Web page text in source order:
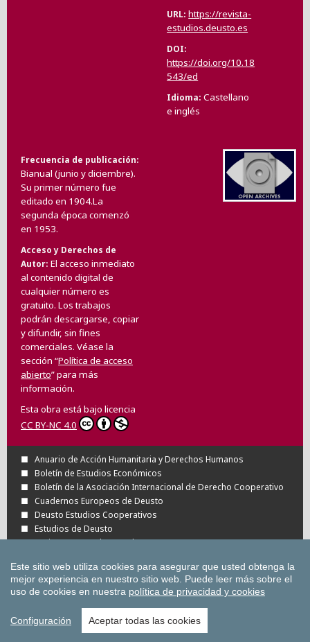
URL https://revista-
estudios.deusto.es
DOI
https://doi.org/10.18
543/ed
Idioma Castellano
e inglés
Frecuencia de publicación
Bianual (junio y diciembre).
Su primer número fue
editado en 1904.La
segunda época comenzó
en 1953.
Acceso y Derechos de
Autor El acceso inmediato
al contenido digital de
cualquier número es
gratuito. Los trabajos
podrán descargarse, copiar
y difundir, sin fines
comerciales. Véase la
sección “Política de acceso
abierto” para más
información.
Esta obra está bajo licencia
CC BY-NC 4.0
Anuario de Acción Humanitaria y Derechos Humanos
Boletín de Estudios Económicos
Boletín de la Asociación Internacional de Derecho Cooperativo
Cuadernos Europeos de Deusto
Deusto Estudios Cooperativos
Estudios de Deusto
Revista Deusto de Derechos Humanos
Todas las Revistas Científicas de Deusto en
OJS
Todas las publicaciones de la Universidad
de Deusto
Copyright © Universidad de Deusto
Este sitio web utiliza cookies para asegurar que usted obtenga la
mejor experiencia en nuestro sitio web. Puede leer más sobre el
uso de cookies en nuestra política de privacidad y cookies
Configuración Aceptar todas las cookies